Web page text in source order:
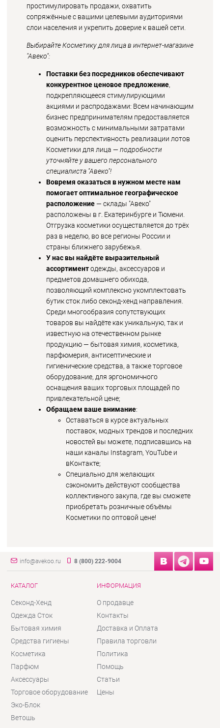
простимулировать продажи, охватить
сопряжённые с вашими целевыми аудиториями
слои населения и укрепить доверие к вашей сети.
Выбирайте Косметику для лица в интернет-магазине
"Авеко":
Поставки без посредников обеспечивают
конкурентное ценовое предложение,
подкрепляющееся стимулирующими
акциями и распродажами: Всем начинающим
бизнес предпринимателям предоставляется
возможность с минимальными затратами
оценить перспективность реализации лотов
Косметики для лица — подробности
уточняйте у вашего персонального
специалиста "Авеко"!
Вовремя оказаться в нужном месте нам
помогает оптимальное географическое
расположение— склады "Авеко"
расположены в г. Екатеринбурге и Тюмени.
Отгрузка косметики осуществляется до трёх
раз в неделю, во все регионы России и
страны ближнего зарубежья.
У нас вы найдёте выразительный
ассортиментодежды, аксессуаров и
предметов домашнего обихода,
позволяющий комплексно укомплектовать
бутик сток либо секонд-хенд направления.
Среди многообразия сопутствующих
товаров вы найдёте как уникальную, так и
известную на отечественном рынке
продукцию — бытовая химия, косметика,
парфюмерия, антисептические и
гигиенические средства, а также торговое
оборудование, для эргономичного
оснащения ваших торговых площадей по
привлекательной цене;
Обращаем ваше внимание:
Оставаться в курсе актуальных
поставок, модных трендов и последних
новостей вы можете, подписавшись на
наши каналы Instagram, YouTube и
вКонтакте;
Специально для желающих
сэкономить действуют сообщества
коллективного закупа, где вы сможете
приобретать розничные объёмы
Косметики по оптовой цене!
info@avekoo.ru 8 (800) 222-9004
КАТАЛОГ
Секонд-Хенд
Одежда Сток
Бытовая химия
Средства гигиены
Косметика
Парфюм
Аксессуары
Торговое оборудование
Эко-Блок
Ветошь
ИНФОРМАЦИЯ
О продавце
Контакты
Доставка и Оплата
Правила торговли
Политика
Помощь
Статьи
Цены